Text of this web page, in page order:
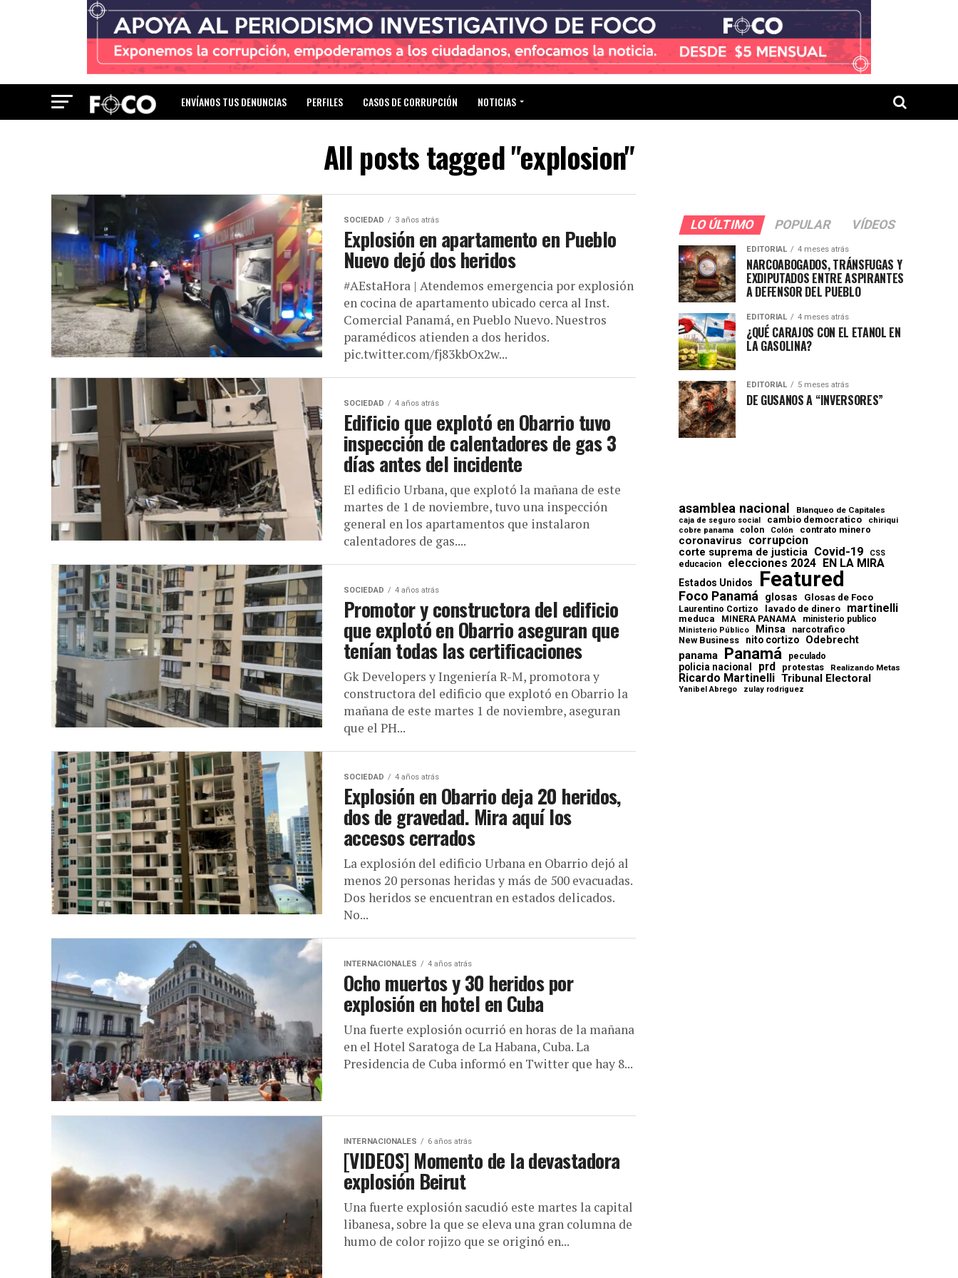
ENVÍANOS TUS DENUNCIAS PERFILES CASOS DE CORRUPCIÓN NOTICIAS
All posts tagged "explosion"
SOCIEDAD 3 años atrás
Explosión en apartamento en Pueblo
Nuevo dejó dos heridos
#AEstaHora | Atendemos emergencia por explosión
en cocina de apartamento ubicado cerca al Inst.
Comercial Panamá, en Pueblo Nuevo. Nuestros
paramédicos atienden a dos heridos.
pic.twitter.com/fj83kbOx2w...
SOCIEDAD 4 años atrás
Edificio que explotó en Obarrio tuvo
inspección de calentadores de gas 3
días antes del incidente
El edificio Urbana, que explotó la mañana de este
martes de 1 de noviembre, tuvo una inspección
general en los apartamentos que instalaron
calentadores de gas....
SOCIEDAD 4 años atrás
Promotor y constructora del edificio
que explotó en Obarrio aseguran que
tenían todas las certificaciones
Gk Developers y Ingeniería R-M, promotora y
constructora del edificio que explotó en Obarrio la
mañana de este martes 1 de noviembre, aseguran
que el PH...
SOCIEDAD 4 años atrás
Explosión en Obarrio deja 20 heridos,
dos de gravedad. Mira aquí los
accesos cerrados
La explosión del edificio Urbana en Obarrio dejó al
menos 20 personas heridas y más de 500 evacuadas.
Dos heridos se encuentran en estados delicados.
No...
INTERNACIONALES 4 años atrás
Ocho muertos y 30 heridos por
explosión en hotel en Cuba
Una fuerte explosión ocurrió en horas de la mañana
en el Hotel Saratoga de La Habana, Cuba. La
Presidencia de Cuba informó en Twitter que hay 8...
INTERNACIONALES 6 años atrás
[VIDEOS] Momento de la devastadora
explosión Beirut
Una fuerte explosión sacudió este martes la capital
libanesa, sobre la que se eleva una gran columna de
humo de color rojizo que se originó en...
LO ÚLTIMO POPULAR VÍDEOS
EDITORIAL 4 meses atrás
NARCOABOGADOS, TRÁNSFUGAS Y
EXDIPUTADOS ENTRE ASPIRANTES
A DEFENSOR DEL PUEBLO
EDITORIAL 4 meses atrás
¿QUÉ CARAJOS CON EL ETANOL EN
LA GASOLINA?
EDITORIAL 5 meses atrás
DE GUSANOS A “INVERSORES”
asamblea nacional Blanqueo de Capitales
caja de seguro social cambio democratico chiriqui
cobre panama colon Colón contrato minero
coronavirus corrupcion
corte suprema de justicia Covid-19 CSS
educacion elecciones 2024 EN LA MIRA
Estados Unidos Featured
Foco Panamá glosas Glosas de Foco
Laurentino Cortizo lavado de dinero martinelli
meduca MINERA PANAMA ministerio publico
Ministerio Público Minsa
narcotrafico
New Business
nito cortizo
Odebrecht
panama Panamá peculado
policia nacional prd protestas Realizando Metas
Ricardo Martinelli Tribunal Electoral
Yanibel Abrego zulay rodriguez